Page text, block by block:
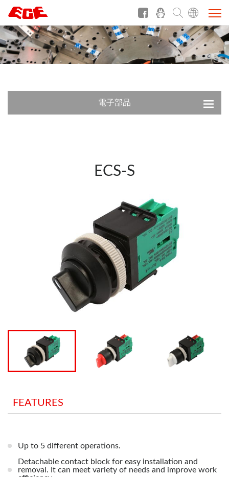
電子部品
ECS-S
FEATURES
Up to 5 different operations.
Detachable contact block for easy installation and
removal. It can meet variety of needs and improve work